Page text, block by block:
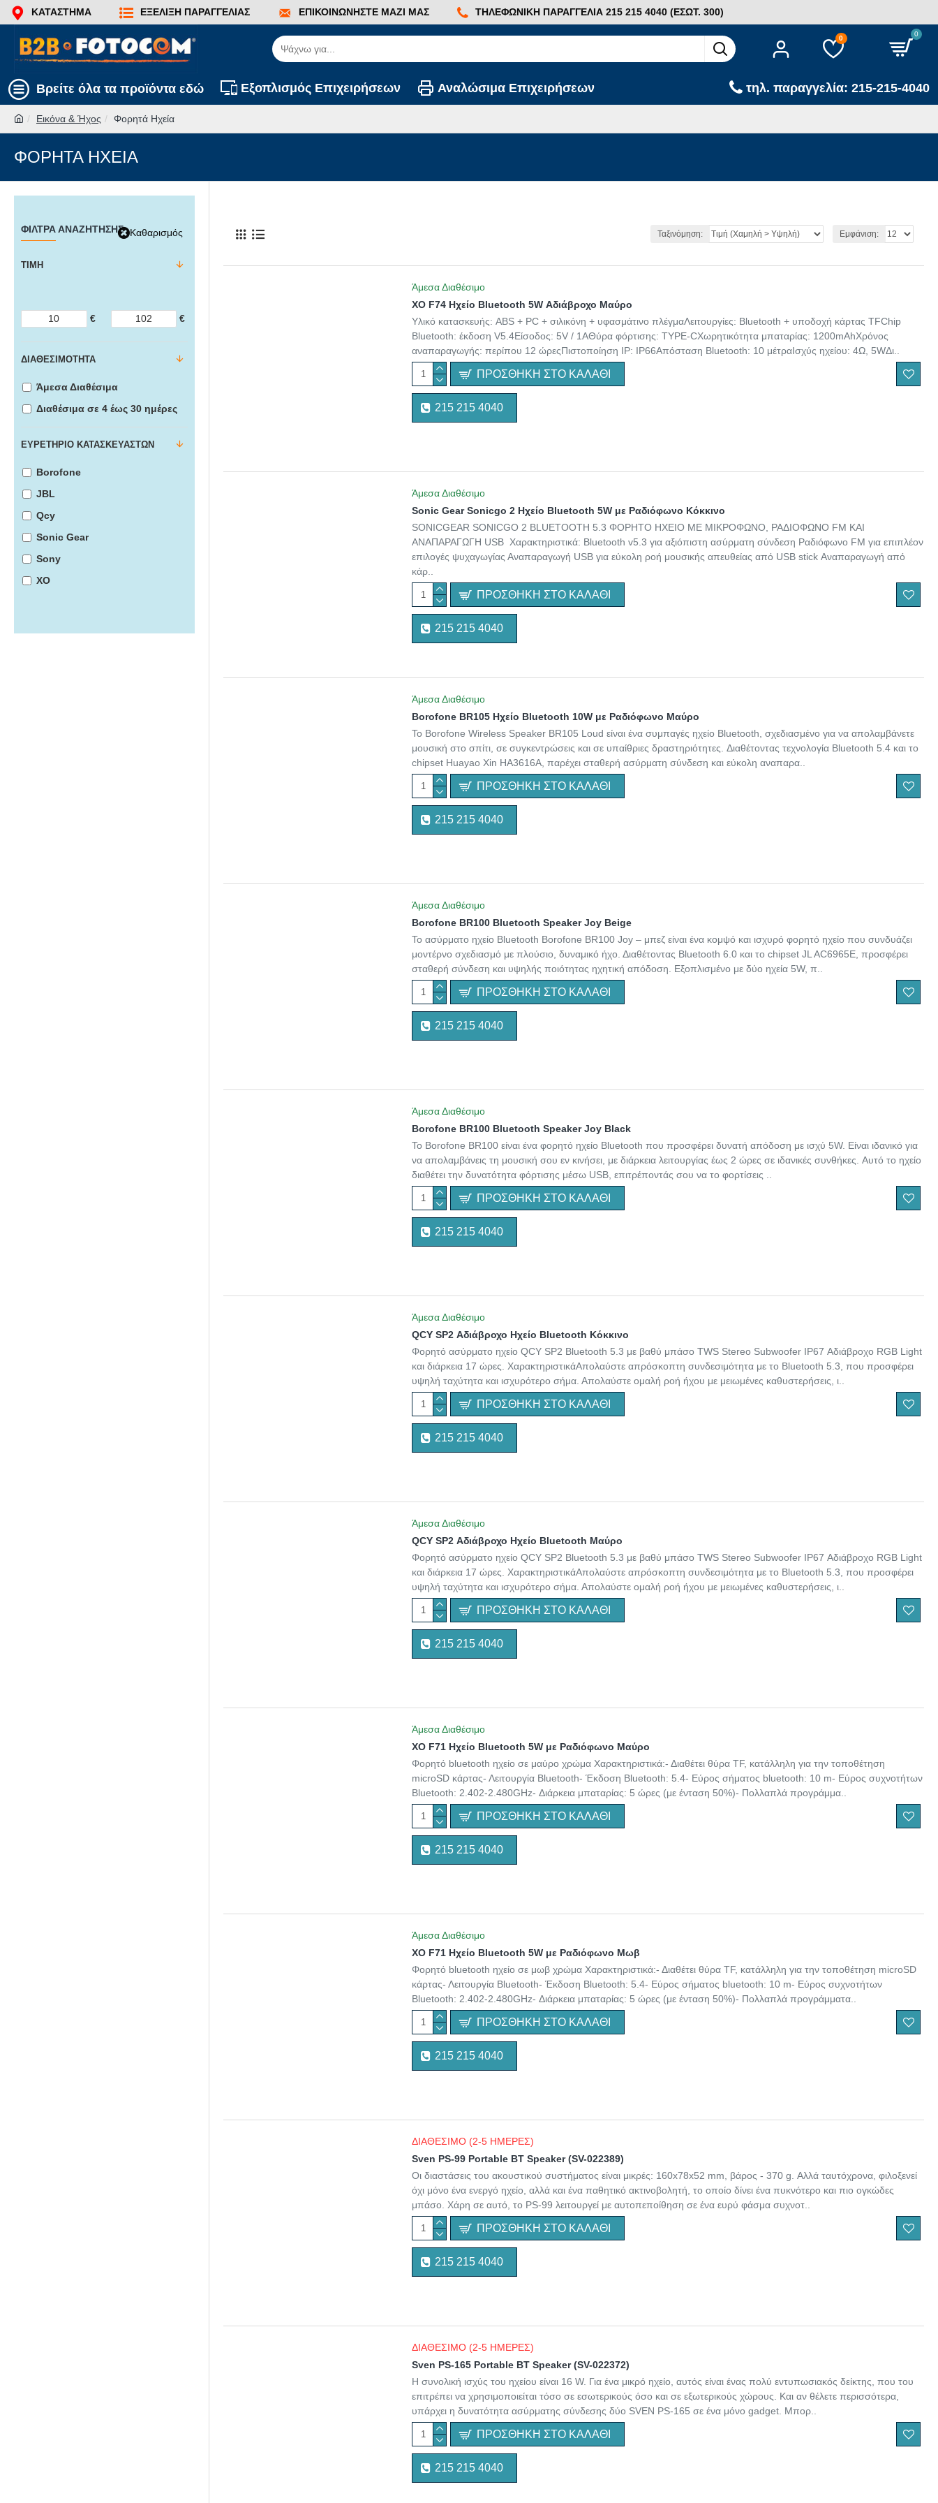
ΚΑΤΆΣΤΗΜΑ ΕΞΈΛΙΞΗ ΠΑΡΑΓΓΕΛΊΑΣ ΕΠΙΚΟΙΝΩΝΉΣΤΕ ΜΑΖΊ ΜΑΣ ΤΗΛΕΦΩΝΙΚΉ ΠΑΡΑΓΓΕΛΊΑ 215 215 4040 (ΕΣΩΤ. 300)
0
0
Βρείτε όλα τα προϊόντα εδώ Εξοπλισμός Επιχειρήσεων Αναλώσιμα Επιχειρήσεων τηλ. παραγγελία: 215-215-4040
Εικόνα & Ήχος Φορητά Ηχεία
ΦΟΡΗΤΆ ΗΧΕΊΑ
ΦΊΛΤΡΑ ΑΝΑΖΉΤΗΣΗΣ Καθαρισμός
ΤΙΜΉ
€ €
ΕΥΡΕΤΉΡΙΟ ΚΑΤΑΣΚΕΥΑΣΤΏΝ
Borofone
JBL
Qcy
Sonic Gear
Sony
XO
ΔΙΑΘΕΣΙΜΌΤΗΤΑ
Άμεσα Διαθέσιμα
Διαθέσιμα σε 4 έως 30 ημέρες
Ταξινόμηση: Εμφάνιση:
Άμεσα Διαθέσιμο
XO F74 Ηχείο Bluetooth 5W Αδιάβροχο Μαύρο
Υλικό κατασκευής: ABS + PC + σιλικόνη + υφασμάτινο πλέγμαΛειτουργίες: Bluetooth + υποδοχή κάρτας TFChip
Bluetooth: έκδοση V5.4Είσοδος: 5V / 1AΘύρα φόρτισης: TYPE-CΧωρητικότητα μπαταρίας: 1200mAhΧρόνος
αναπαραγωγής: περίπου 12 ώρεςΠιστοποίηση IP: IP66Απόσταση Bluetooth: 10 μέτραΙσχύς ηχείου: 4Ω, 5WΔι..
ΠΡΟΣΘΉΚΗ ΣΤΟ ΚΑΛΆΘΙ
215 215 4040
Άμεσα Διαθέσιμο
Sonic Gear Sonicgo 2 Ηχείο Bluetooth 5W με Ραδιόφωνο Κόκκινο
SONICGEAR SONICGO 2 BLUETOOTH 5.3 ΦΟΡΗΤΟ ΗΧΕΙΟ ΜΕ ΜΙΚΡΟΦΩΝΟ, ΡΑΔΙΟΦΩΝΟ FM ΚΑΙ
ΑΝΑΠΑΡΑΓΩΓΗ USB Χαρακτηριστικά: Bluetooth v5.3 για αξιόπιστη ασύρματη σύνδεση Ραδιόφωνο FM για επιπλέον
επιλογές ψυχαγωγίας Αναπαραγωγή USB για εύκολη ροή μουσικής απευθείας από USB stick Αναπαραγωγή από
κάρ..
ΠΡΟΣΘΉΚΗ ΣΤΟ ΚΑΛΆΘΙ
215 215 4040
Άμεσα Διαθέσιμο
Borofone BR105 Ηχείο Bluetooth 10W με Ραδιόφωνο Μαύρο
Το Borofone Wireless Speaker BR105 Loud είναι ένα συμπαγές ηχείο Bluetooth, σχεδιασμένο για να απολαμβάνετε
μουσική στο σπίτι, σε συγκεντρώσεις και σε υπαίθριες δραστηριότητες. Διαθέτοντας τεχνολογία Bluetooth 5.4 και το
chipset Huayao Xin HA3616A, παρέχει σταθερή ασύρματη σύνδεση και εύκολη αναπαρα..
ΠΡΟΣΘΉΚΗ ΣΤΟ ΚΑΛΆΘΙ
215 215 4040
Άμεσα Διαθέσιμο
Borofone BR100 Bluetooth Speaker Joy Beige
Το ασύρματο ηχείο Bluetooth Borofone BR100 Joy – μπεζ είναι ένα κομψό και ισχυρό φορητό ηχείο που συνδυάζει
μοντέρνο σχεδιασμό με πλούσιο, δυναμικό ήχο. Διαθέτοντας Bluetooth 6.0 και το chipset JL AC6965E, προσφέρει
σταθερή σύνδεση και υψηλής ποιότητας ηχητική απόδοση. Εξοπλισμένο με δύο ηχεία 5W, π..
ΠΡΟΣΘΉΚΗ ΣΤΟ ΚΑΛΆΘΙ
215 215 4040
Άμεσα Διαθέσιμο
Borofone BR100 Bluetooth Speaker Joy Black
Το Borofone BR100 είναι ένα φορητό ηχείο Bluetooth που προσφέρει δυνατή απόδοση με ισχύ 5W. Είναι ιδανικό για
να απολαμβάνεις τη μουσική σου εν κινήσει, με διάρκεια λειτουργίας έως 2 ώρες σε ιδανικές συνθήκες. Αυτό το ηχείο
διαθέτει την δυνατότητα φόρτισης μέσω USB, επιτρέποντάς σου να το φορτίσεις ..
ΠΡΟΣΘΉΚΗ ΣΤΟ ΚΑΛΆΘΙ
215 215 4040
Άμεσα Διαθέσιμο
QCY SP2 Αδιάβροχο Ηχείο Bluetooth Κόκκινο
Φορητό ασύρματο ηχείο QCY SP2 Bluetooth 5.3 με βαθύ μπάσο TWS Stereo Subwoofer IP67 Αδιάβροχο RGB Light
και διάρκεια 17 ώρες. ΧαρακτηριστικάΑπολαύστε απρόσκοπτη συνδεσιμότητα με το Bluetooth 5.3, που προσφέρει
υψηλή ταχύτητα και ισχυρότερο σήμα. Απολαύστε ομαλή ροή ήχου με μειωμένες καθυστερήσεις, ι..
ΠΡΟΣΘΉΚΗ ΣΤΟ ΚΑΛΆΘΙ
215 215 4040
Άμεσα Διαθέσιμο
QCY SP2 Αδιάβροχο Ηχείο Bluetooth Μαύρο
Φορητό ασύρματο ηχείο QCY SP2 Bluetooth 5.3 με βαθύ μπάσο TWS Stereo Subwoofer IP67 Αδιάβροχο RGB Light
και διάρκεια 17 ώρες. ΧαρακτηριστικάΑπολαύστε απρόσκοπτη συνδεσιμότητα με το Bluetooth 5.3, που προσφέρει
υψηλή ταχύτητα και ισχυρότερο σήμα. Απολαύστε ομαλή ροή ήχου με μειωμένες καθυστερήσεις, ι..
ΠΡΟΣΘΉΚΗ ΣΤΟ ΚΑΛΆΘΙ
215 215 4040
Άμεσα Διαθέσιμο
XO F71 Ηχείο Bluetooth 5W με Ραδιόφωνο Μαύρο
Φορητό bluetooth ηχείο σε μαύρο χρώμα Χαρακτηριστικά:- Διαθέτει θύρα TF, κατάλληλη για την τοποθέτηση
microSD κάρτας- Λειτουργία Bluetooth- Έκδοση Bluetooth: 5.4- Εύρος σήματος bluetooth: 10 m- Εύρος συχνοτήτων
Bluetooth: 2.402-2.480GHz- Διάρκεια μπαταρίας: 5 ώρες (με ένταση 50%)- Πολλαπλά προγράμμα..
ΠΡΟΣΘΉΚΗ ΣΤΟ ΚΑΛΆΘΙ
215 215 4040
Άμεσα Διαθέσιμο
XO F71 Ηχείο Bluetooth 5W με Ραδιόφωνο Μωβ
Φορητό bluetooth ηχείο σε μωβ χρώμα Χαρακτηριστικά:- Διαθέτει θύρα TF, κατάλληλη για την τοποθέτηση microSD
κάρτας- Λειτουργία Bluetooth- Έκδοση Bluetooth: 5.4- Εύρος σήματος bluetooth: 10 m- Εύρος συχνοτήτων
Bluetooth: 2.402-2.480GHz- Διάρκεια μπαταρίας: 5 ώρες (με ένταση 50%)- Πολλαπλά προγράμματα..
ΠΡΟΣΘΉΚΗ ΣΤΟ ΚΑΛΆΘΙ
215 215 4040
ΔΙΑΘΕΣΙΜΟ (2-5 ΗΜΕΡΕΣ)
Sven PS-99 Portable BT Speaker (SV-022389)
Οι διαστάσεις του ακουστικού συστήματος είναι μικρές: 160x78x52 mm, βάρος - 370 g. Αλλά ταυτόχρονα, φιλοξενεί
όχι μόνο ένα ενεργό ηχείο, αλλά και ένα παθητικό ακτινοβολητή, το οποίο δίνει ένα πυκνότερο και πιο ογκώδες
μπάσο. Χάρη σε αυτό, το PS-99 λειτουργεί με αυτοπεποίθηση σε ένα ευρύ φάσμα συχνοτ..
ΠΡΟΣΘΉΚΗ ΣΤΟ ΚΑΛΆΘΙ
215 215 4040
ΔΙΑΘΕΣΙΜΟ (2-5 ΗΜΕΡΕΣ)
Sven PS-165 Portable BT Speaker (SV-022372)
Η συνολική ισχύς του ηχείου είναι 16 W. Για ένα μικρό ηχείο, αυτός είναι ένας πολύ εντυπωσιακός δείκτης, που του
επιτρέπει να χρησιμοποιείται τόσο σε εσωτερικούς όσο και σε εξωτερικούς χώρους. Και αν θέλετε περισσότερα,
υπάρχει η δυνατότητα ασύρματης σύνδεσης δύο SVEN PS-165 σε ένα μόνο gadget. Μπορ..
ΠΡΟΣΘΉΚΗ ΣΤΟ ΚΑΛΆΘΙ
215 215 4040